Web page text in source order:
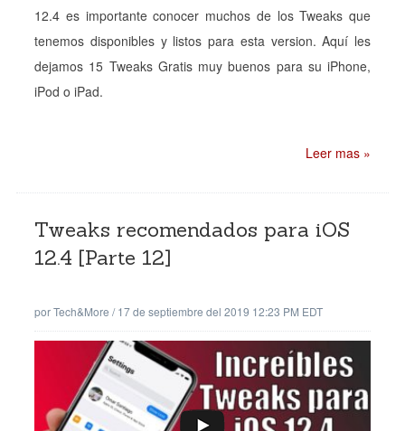
12.4 es importante conocer muchos de los Tweaks que
tenemos disponibles y listos para esta version. Aquí les
dejamos 15 Tweaks Gratis muy buenos para su iPhone,
iPod o iPad.
Leer mas »
Tweaks recomendados para iOS
12.4 [Parte 12]
porTech&More /17 de septiembre del 2019 12:23 PM EDT